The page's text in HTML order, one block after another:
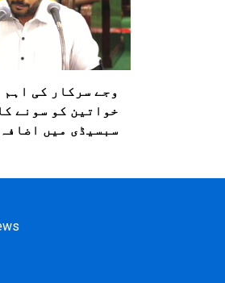
وجے سرکار کی اہم
خواتین کو سونے
سبسیڈی میں